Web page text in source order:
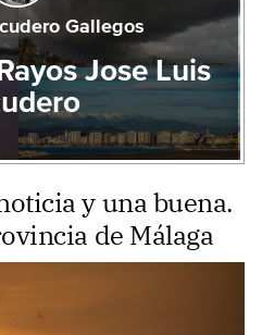
Gallegos
Jose Luis
y una buena.
de Málaga